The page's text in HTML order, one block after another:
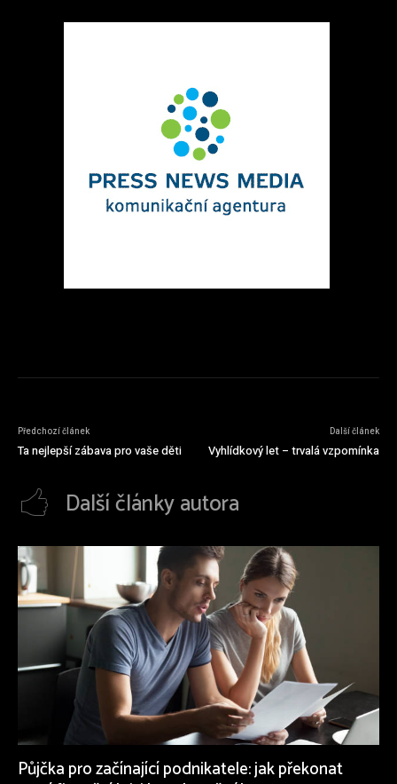
Předchozí článek
Ta nejlepší zábava pro vaše děti
Další článek
Vyhlídkový let – trvalá vzpomínka
Další články autora
Půjčka pro začínající podnikatele: jak překonat